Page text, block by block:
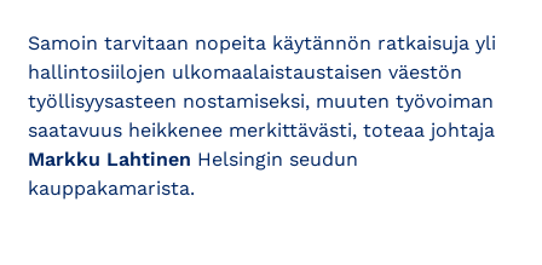
Samoin tarvitaan nopeita käytännön ratkaisuja yli
hallintosiilojen ulkomaalaistaustaisen väestön
työllisyysasteen nostamiseksi, muuten työvoiman
saatavuus heikkenee merkittävästi, toteaa johtaja
Markku Lahtinen Helsingin seudun
kauppakamarista.